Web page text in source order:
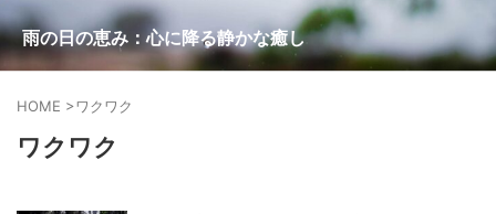
雨の日の恵み：心に降る静かな癒し
就職は人生の終着駅じゃない！自分らしい道を見つける方
法
ヒーリーを買うべきか迷っているあなたへ。実際に使って
みた感想と注意点
エネルギーの法則 〜最近どハマりしていました〜
現実を変える
今、ここにいること
もしかしてだけどHealy（量子波動調整器）のせいなの？
iPad 第10世代買いました
久し振りにHealy（ヒーリー）量子波動調整器について
大谷さんの通訳、水原さんの解雇に思う
HOME >ワクワク
ワクワク